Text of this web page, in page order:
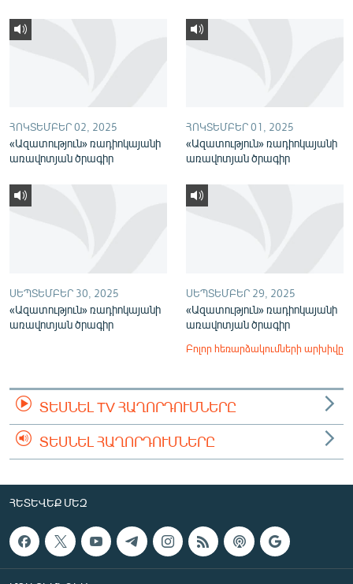
ՀՈԿՏԵՄԲԵՐ 02, 2025
«Ազատություն» ռադիոկայանի
առավոտյան ծրագիր
ՀՈԿՏԵՄԲԵՐ 01, 2025
«Ազատություն» ռադիոկայանի
առավոտյան ծրագիր
ՍԵՊՏԵՄԲԵՐ 30, 2025
«Ազատություն» ռադիոկայանի
առավոտյան ծրագիր
ՍԵՊՏԵՄԲԵՐ 29, 2025
«Ազատություն» ռադիոկայանի
առավոտյան ծրագիր
Բոլոր հեռարձակումների արխիվը
ՏԵՍՆԵԼ TV ՀԱՂՈՐԴՈՒՄՆԵՐԸ
ՏԵՍՆԵԼ ՀԱՂՈՐԴՈՒՄՆԵՐԸ
ՀԵՏԵՎԵՔ ՄԵԶ